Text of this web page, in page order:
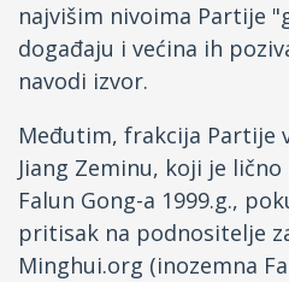
najvišim nivoima Partije
događaju i većina ih
navodi izvor.
Međutim, frakcija Partije
Jiang Zeminu, koji je
Falun Gong-a 1999.g.,
pritisak na podnositelje
Minghui.org (inozemna